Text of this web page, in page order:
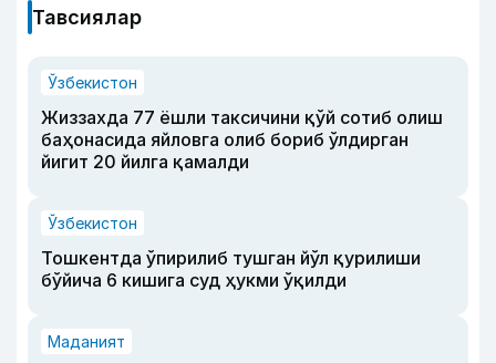
Тавсиялар
Ўзбекистон
Жиззахда 77 ёшли таксичини қўй сотиб олиш
баҳонасида яйловга олиб бориб ўлдирган
йигит 20 йилга қамалди
Ўзбекистон
Тошкентда ўпирилиб тушган йўл қурилиши
бўйича 6 кишига суд ҳукми ўқилди
Маданият